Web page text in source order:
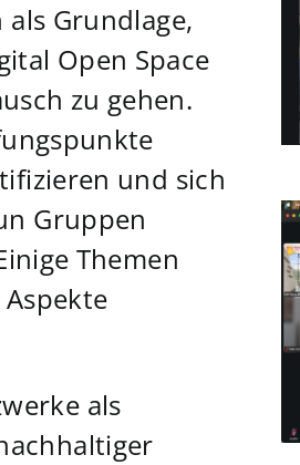
Grundlage,
Open Space
zu gehen.
und sich
Gruppen
Themen
als